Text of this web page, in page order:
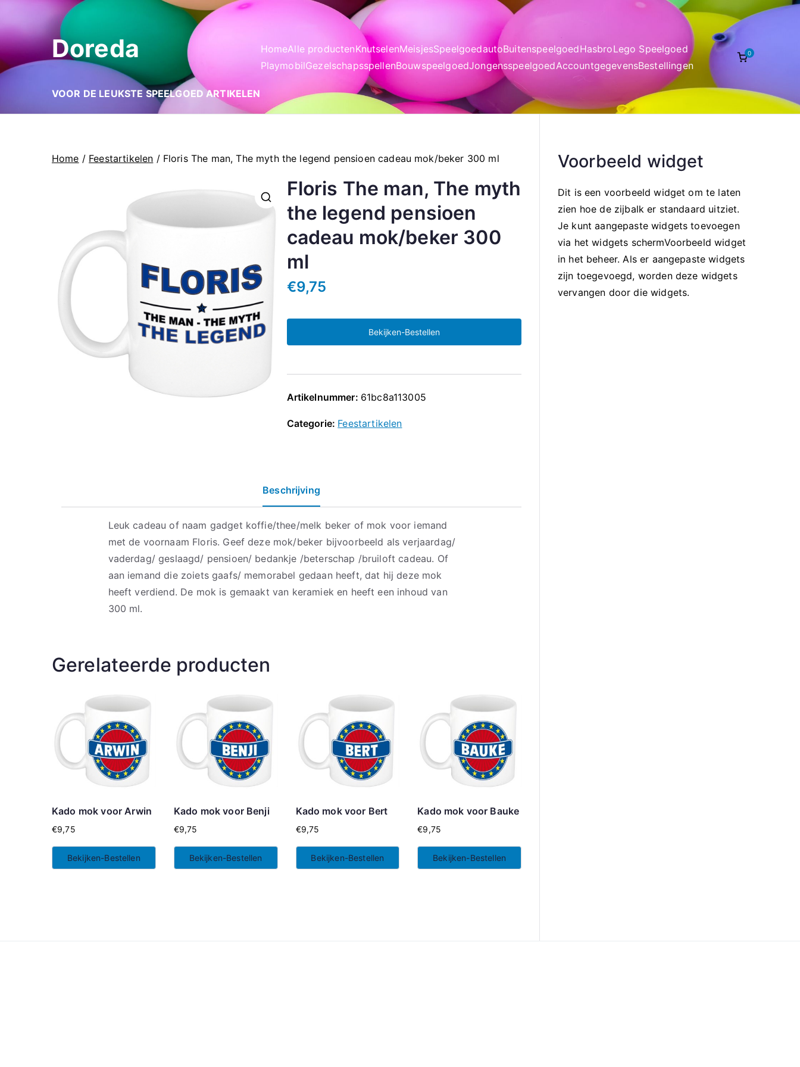
naar
de
inhoud
Doreda
VOOR DE LEUKSTE SPEELGOED ARTIKELEN
HomeAlle productenKnutselenMeisjesSpeelgoedautoBuitenspeelgoedHasbroLego Speelgoed
PlaymobilGezelschapsspellenBouwspeelgoedJongensspeelgoedAccountgegevensBestellingen
0
Home / Feestartikelen / Floris The man, The myth the legend pensioen cadeau mok/beker 300 ml
🔍
Floris The man, The myth
the legend pensioen
cadeau mok/beker 300
ml
€9,75
Bekijken-Bestellen
Artikelnummer: 61bc8a113005
Categorie: Feestartikelen
Beschrijving
Leuk cadeau of naam gadget koffie/thee/melk beker of mok voor iemand
met de voornaam Floris. Geef deze mok/beker bijvoorbeeld als verjaardag/
vaderdag/ geslaagd/ pensioen/ bedankje /beterschap /bruiloft cadeau. Of
aan iemand die zoiets gaafs/ memorabel gedaan heeft, dat hij deze mok
heeft verdiend. De mok is gemaakt van keramiek en heeft een inhoud van
300 ml.
Gerelateerde producten
Kado mok voor Arwin
€9,75
Bekijken-Bestellen
Kado mok voor Benji
€9,75
Bekijken-Bestellen
Kado mok voor Bert
€9,75
Bekijken-Bestellen
Kado mok voor Bauke
€9,75
Bekijken-Bestellen
Voorbeeld widget
Dit is een voorbeeld widget om te laten
zien hoe de zijbalk er standaard uitziet.
Je kunt aangepaste widgets toevoegen
via het widgets schermVoorbeeld widget
in het beheer. Als er aangepaste widgets
zijn toegevoegd, worden deze widgets
vervangen door die widgets.